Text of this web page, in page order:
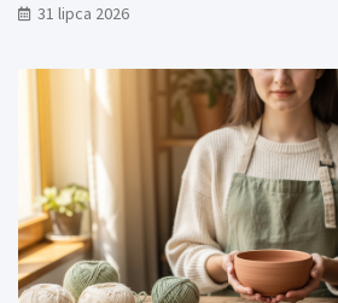
31 lipca 2026